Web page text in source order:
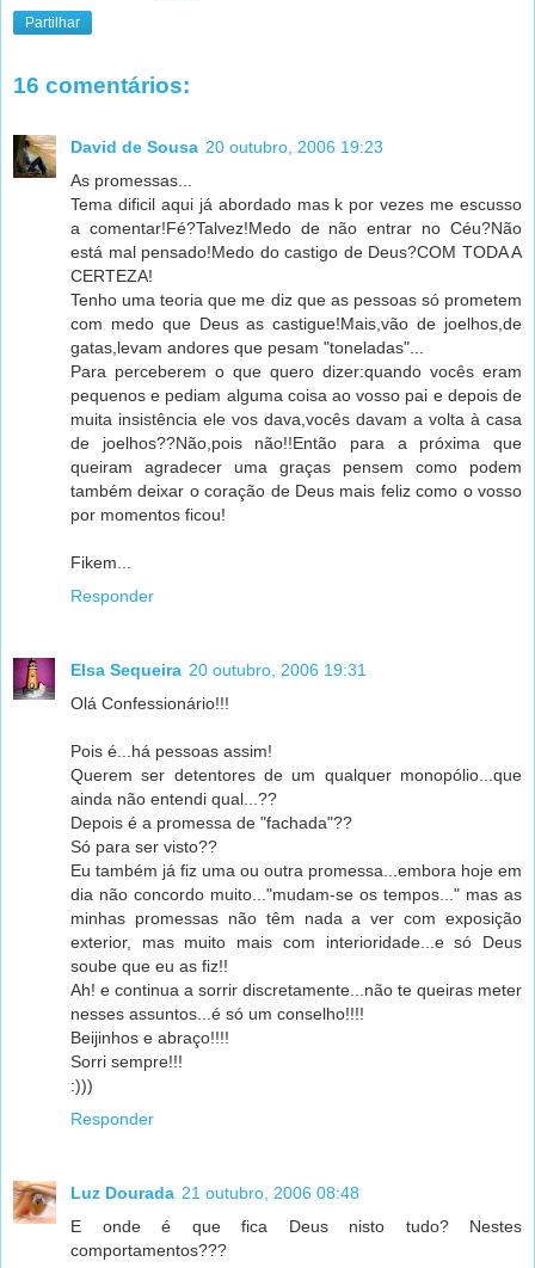
Partilhar
16 comentários:
David de Sousa 20 outubro, 2006 19:23
As promessas...
Tema dificil aqui já abordado mas k por vezes me escusso
a comentar!Fé?Talvez!Medo de não entrar no Céu?Não
está mal pensado!Medo do castigo de Deus?COM TODA A
CERTEZA!
Tenho uma teoria que me diz que as pessoas só prometem
com medo que Deus as castigue!Mais,vão de joelhos,de
gatas,levam andores que pesam "toneladas"...
Para perceberem o que quero dizer:quando vocês eram
pequenos e pediam alguma coisa ao vosso pai e depois de
muita insistência ele vos dava,vocês davam a volta à casa
de joelhos??Não,pois não!!Então para a próxima que
queiram agradecer uma graças pensem como podem
também deixar o coração de Deus mais feliz como o vosso
por momentos ficou!
Fikem...
Responder
Elsa Sequeira 20 outubro, 2006 19:31
Olá Confessionário!!!
Pois é...há pessoas assim!
Querem ser detentores de um qualquer monopólio...que
ainda não entendi qual...??
Depois é a promessa de "fachada"??
Só para ser visto??
Eu também já fiz uma ou outra promessa...embora hoje em
dia não concordo muito..."mudam-se os tempos..." mas as
minhas promessas não têm nada a ver com exposição
exterior, mas muito mais com interioridade...e só Deus
soube que eu as fiz!!
Ah! e continua a sorrir discretamente...não te queiras meter
nesses assuntos...é só um conselho!!!!
Beijinhos e abraço!!!!
Sorri sempre!!!
:)))
Responder
Luz Dourada 21 outubro, 2006 08:48
E onde é que fica Deus nisto tudo? Nestes
comportamentos???